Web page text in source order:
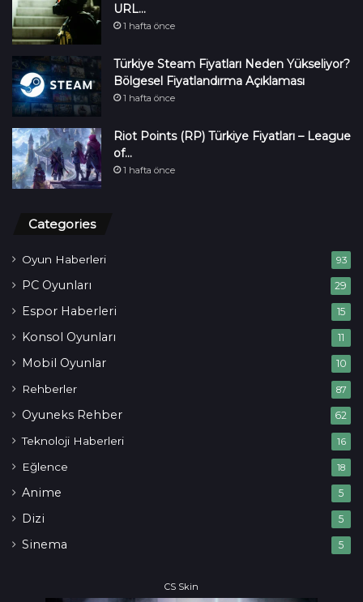
URL…
1 hafta önce
Türkiye Steam Fiyatları Neden Yükseliyor?
Bölgesel Fiyatlandırma Açıklaması
1 hafta önce
Riot Points (RP) Türkiye Fiyatları – League
of…
1 hafta önce
Categories
Oyun Haberleri 93
PC Oyunları 29
Espor Haberleri 15
Konsol Oyunları 11
Mobil Oyunlar 10
Rehberler 87
Oyuneks Rehber 62
Teknoloji Haberleri 16
Eğlence 18
Anime 5
Dizi 5
Sinema 5
CS Skin